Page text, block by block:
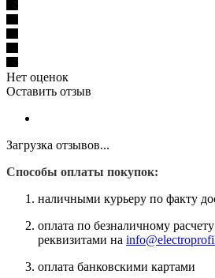
Нет оценок
Оставить отзыв
Загрузка отзывов...
Способы оплаты покупок:
наличными курьеру по факту
оплата по безналичному
реквизитами на
оплата банковскими картами